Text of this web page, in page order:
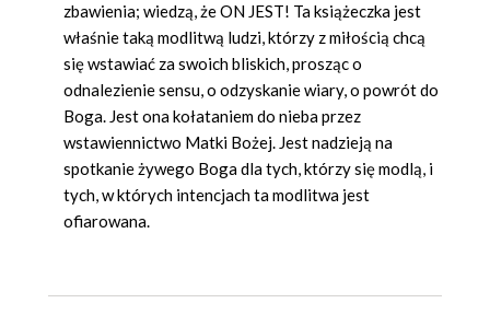
zbawienia; wiedzą, że ON JEST! Ta książeczka jest
właśnie taką modlitwą ludzi, którzy z miłością chcą
się wstawiać za swoich bliskich, prosząc o
odnalezienie sensu, o odzyskanie wiary, o powrót do
Boga. Jest ona kołataniem do nieba przez
wstawiennictwo Matki Bożej. Jest nadzieją na
spotkanie żywego Boga dla tych, którzy się modlą, i
tych, w których intencjach ta modlitwa jest
ofiarowana.